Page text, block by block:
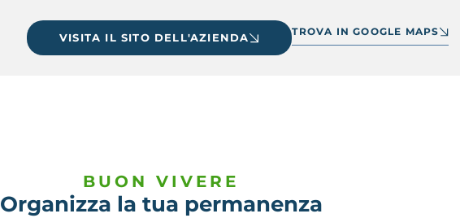
VISITA IL SITO DELL'AZIENDA TROVA IN GOOGLE MAPS
BUON VIVERE
Organizza la tua permanenza